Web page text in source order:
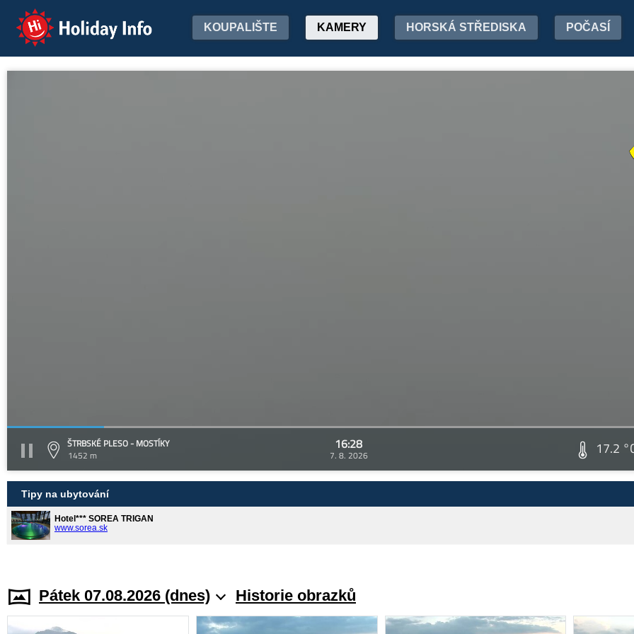
Holiday Info KOUPALIŠTE KAMERY HORSKÁ STŘEDISKA POČASÍ
ŠTRBSKÉ PLESO - MOSTÍKY
1452 m
16:28
7. 8. 2026 17.2
Tipy na ubytování
Hotel*** SOREA TRIGAN
www.sorea.sk
Pátek 07.08.2026 (dnes) Historie obrazků